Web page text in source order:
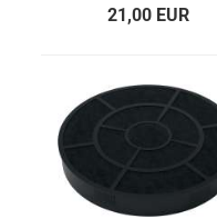
21,00 EUR